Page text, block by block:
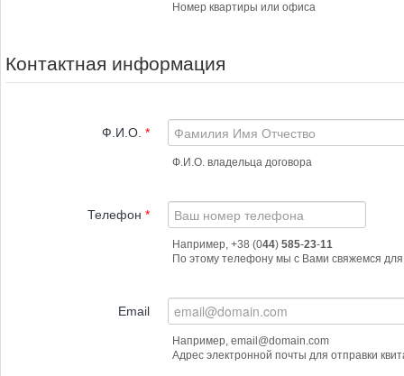
Номер квартиры или офиса
Контактная информация
Ф.И.О. *
Ф.И.О. владельца договора
Телефон *
Например, +38 (044) 585-23-11
По этому телефону мы с Вами свяжемся для
Email
Например, email@domain.com
Адрес электронной почты для отправки